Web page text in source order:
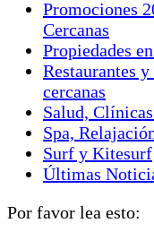
Promociones
Cercanas
Propiedades
Restaurantes
cercanas
Salud,
Spa,
Surf y Kitesurf
Últimas
Por favor lea esto: